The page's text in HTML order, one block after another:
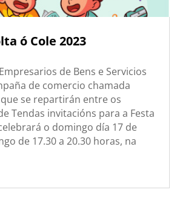
ó Cole 2023
de Bens e Servicios
de comercio chamada
que se repartirán entre os
Tendas invitacións para a Festa
o domingo día 17 de
de 17.30 a 20.30 horas, na